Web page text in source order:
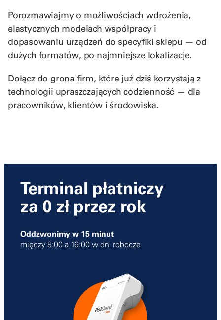
Porozmawiajmy o możliwościach wdrożenia,
elastycznych modelach współpracy i
dopasowaniu urządzeń do specyfiki sklepu — od
dużych formatów, po najmniejsze lokalizacje.
Dołącz do grona firm, które już dziś korzystają z
technologii upraszczających codzienność — dla
pracowników, klientów i środowiska.
Terminal płatniczy
za 0 zł przez rok
Oddzwonimy w 15 minut
między 8:00 a 16:00 w dni robocze